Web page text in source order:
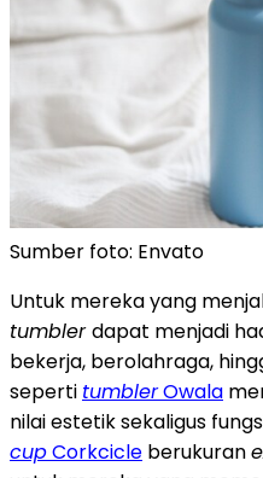
Sumber foto: Envato
Untuk mereka yang
tumblerdapat menjadi
bekerja, berolahraga,
seperti tumblerOwala
nilai estetik sekaligus
cupCorkcicle berukuran